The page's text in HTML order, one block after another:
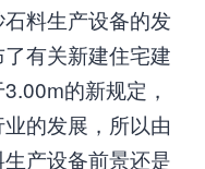
料生产设备的发
有关新建住宅建
的新规定，
的发展，所以由
产设备前景还是